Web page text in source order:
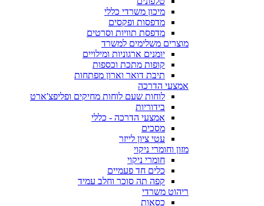
מיכון משרדי כללי
מדפסות ופקסים
מדפסת תוויות וסרטים
מוצרים משלימים למשרד
יומנים ארגוניות ומילויים
קופות מתכת וכספות
תיבת דואר וארון מפתחות
אמצעי הדרכה
לוחות שעם לוחות מחיקים ופליפצ'ארט
בידוריות
אמצעי הדרכה - כללי
מסכים
עטי ציון לייזר
מזון וחומרי ניקוי
חומרי ניקוי
כלים חד פעמיים
קפה תה סוכר וחלב עמיד
ריהוט משרדי
כסאות